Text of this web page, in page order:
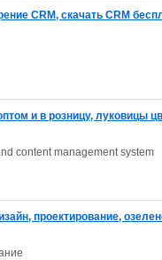
CRM, скачать CRM
и в розницу, луковицы
content management system
проектирование,